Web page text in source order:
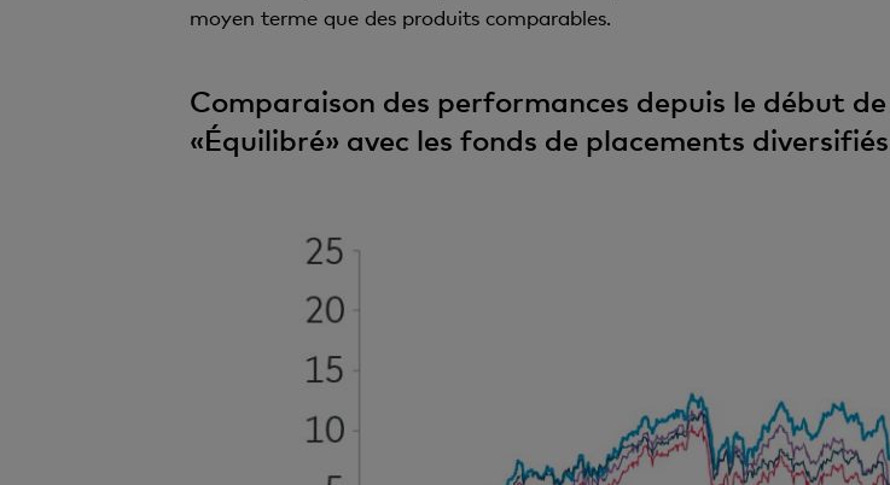
moyen terme que des produits comparables.
Comparaison des performances depuis le début
«Équilibré» avec les fonds de placements